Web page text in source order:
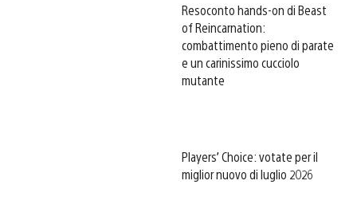
Resoconto hands-on di Beast
of Reincarnation:
combattimento pieno di parate
e un carinissimo cucciolo
mutante
Players’ Choice: votate per il
miglior nuovo di luglio 2026